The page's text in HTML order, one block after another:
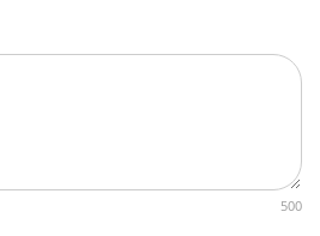
500